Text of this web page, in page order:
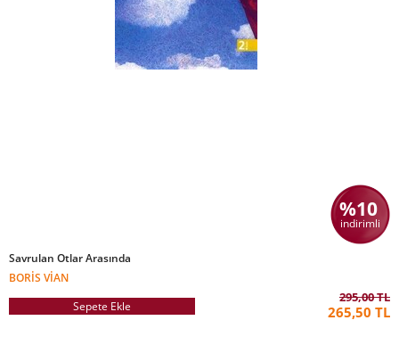
%10
indirimli
Savrulan Otlar Arasında
BORIS VIAN
Sepete Ekle
295,00 TL
265,50 TL